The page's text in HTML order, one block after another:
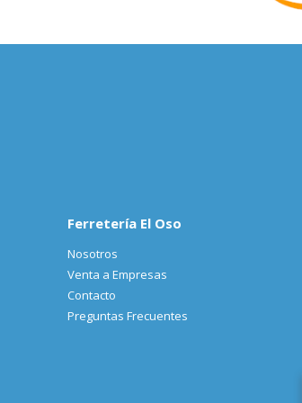
Ferretería El Oso
Nosotros
Venta a Empresas
Contacto
Preguntas Frecuentes